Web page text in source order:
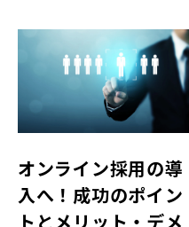
オンライン採用の導
入へ！成功のポイン
トとメリット・デメ